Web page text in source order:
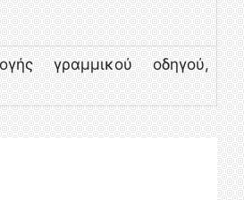
γραμμικού οδηγού,